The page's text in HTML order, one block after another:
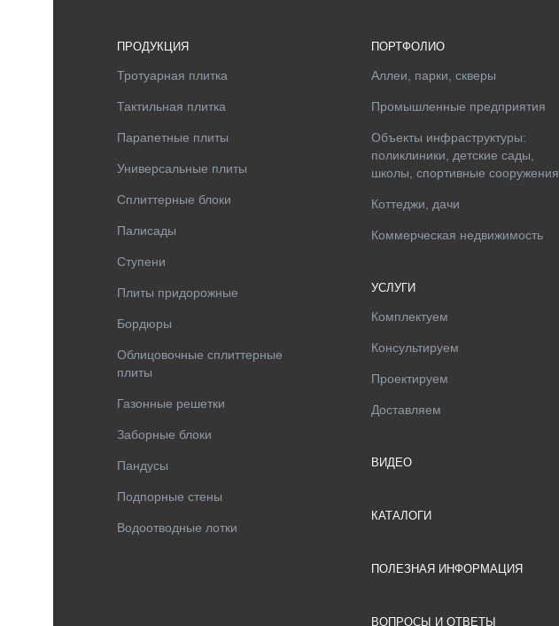
ПРОДУКЦИЯ
Тротуарная плитка
Тактильная плитка
Парапетные плиты
Универсальные плиты
Сплиттерные блоки
Палисады
Ступени
Плиты придорожные
Бордюры
Облицовочные сплиттерные
плиты
Газонные решетки
Заборные блоки
Пандусы
Подпорные стены
Водоотводные лотки
ПОРТФОЛИО
Аллеи, парки, скверы
Промышленные предприятия
Объекты инфраструктуры:
поликлиники, детские сады,
школы, спортивные сооружения
Коттеджи, дачи
Коммерческая недвижимость
УСЛУГИ
Комплектуем
Консультируем
Проектируем
Доставляем
ВИДЕО
КАТАЛОГИ
ПОЛЕЗНАЯ ИНФОРМАЦИЯ
ВОПРОСЫ И ОТВЕТЫ